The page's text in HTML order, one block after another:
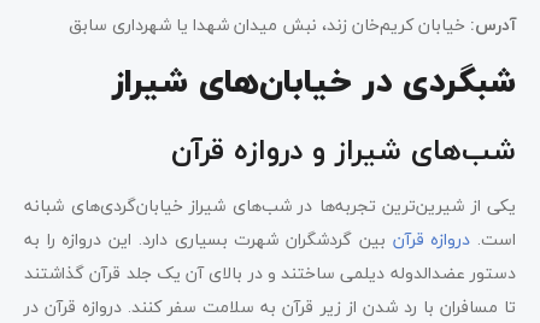
آدرس: خیابان کریم‌خان زند، نبش میدان شهدا یا شهرداری سابق
شبگردی در خیابان‌های شیراز
شب‌های شیراز و دروازه قرآن
یکی از شیرین‌ترین تجربه‌ها در شب‌های شیراز خیابان‌گردی‌های شبانه
است. دروازه قرآن بین گردشگران شهرت بسیاری دارد. این دروازه را به
دستور عضدالدوله دیلمی ساختند و در بالای آن یک جلد قرآن گذاشتند
تا مسافران با رد شدن از زیر قرآن به سلامت سفر کنند. دروازه قرآن در